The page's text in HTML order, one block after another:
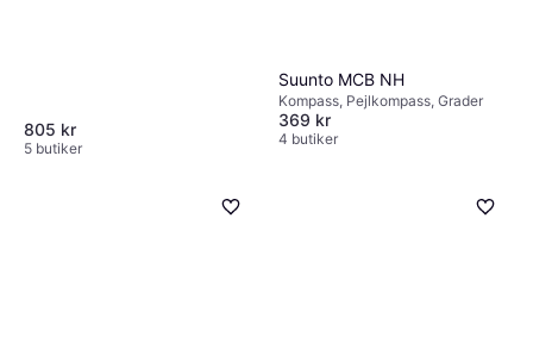
805 kr
5 butiker
Suunto MCB NH
Kompass, Pejlkompass, Grader
369 kr
4 butiker